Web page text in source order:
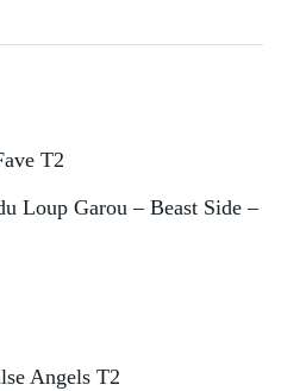
T2
Loup Garou – Beast Side –
Angels T2